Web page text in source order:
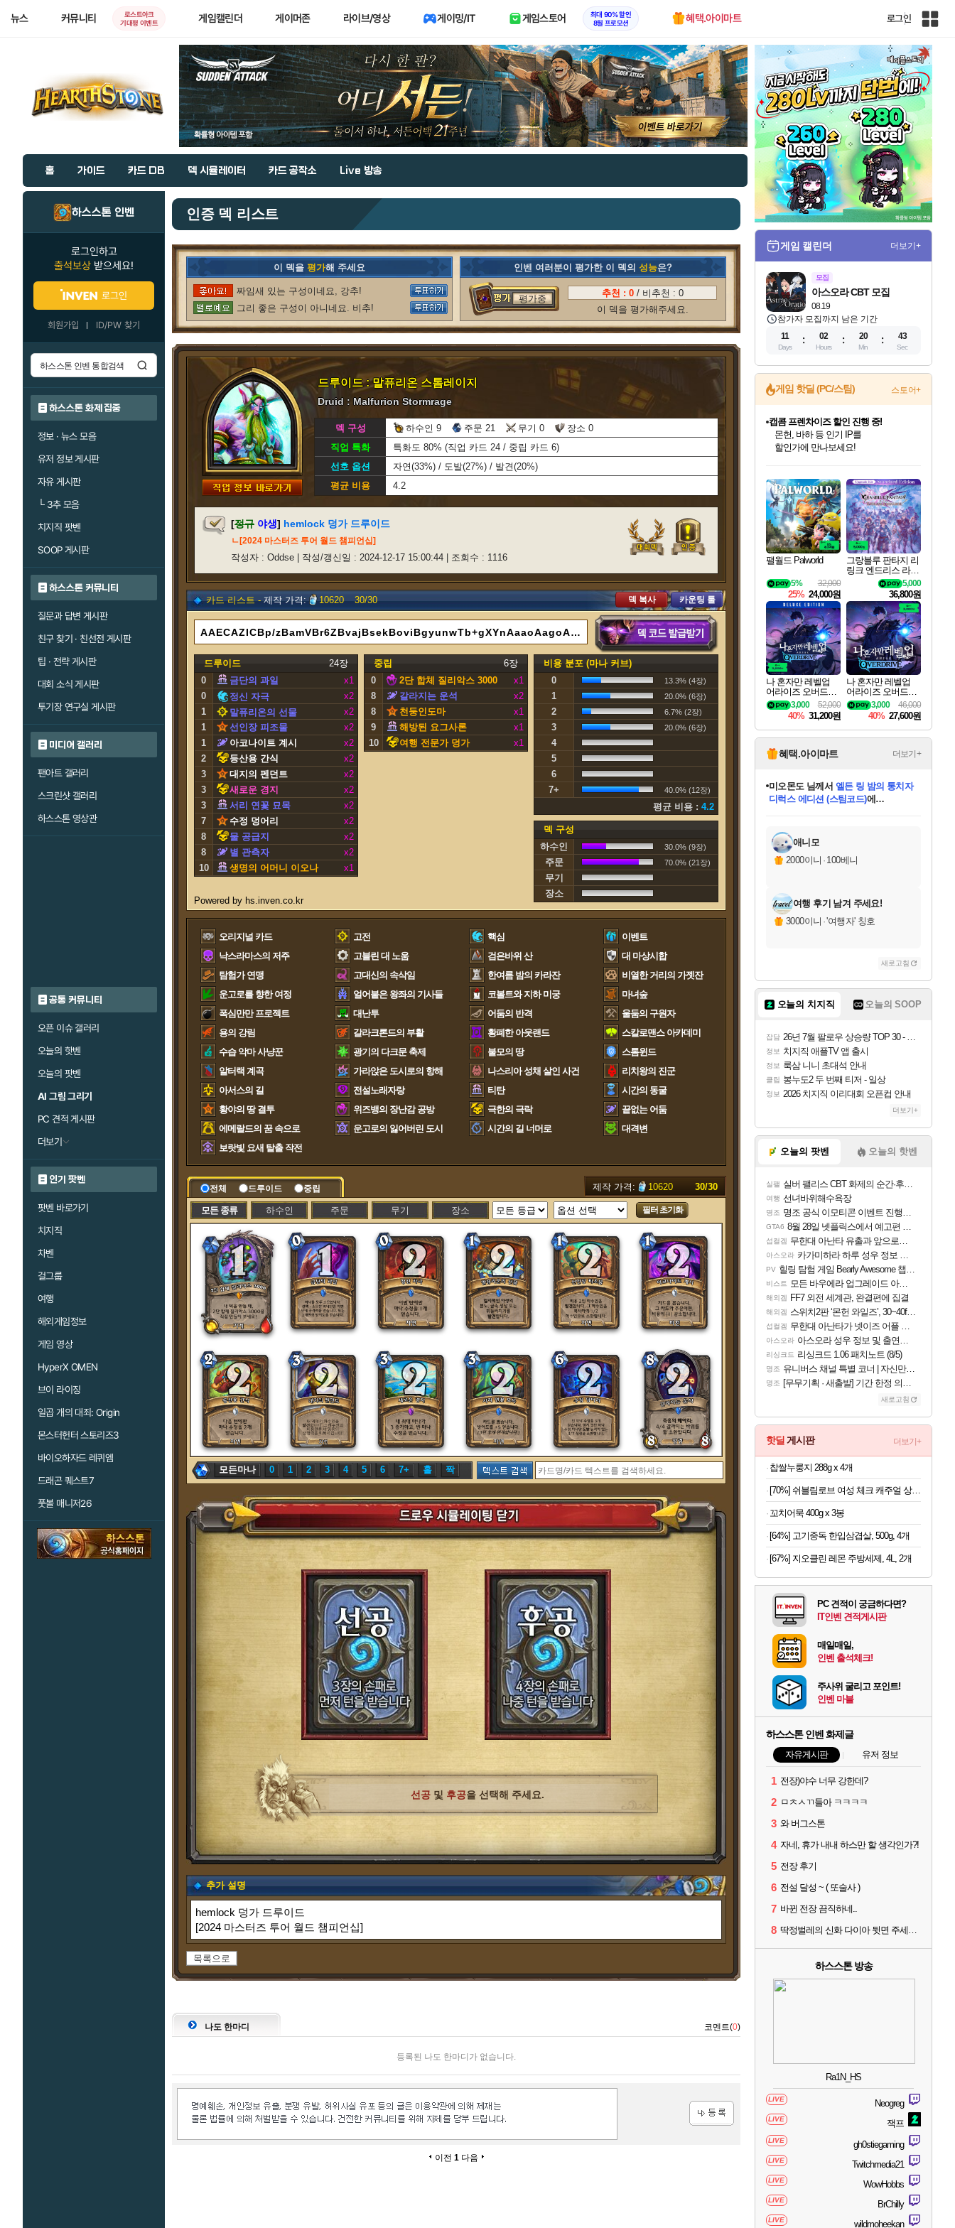
뉴스 커뮤니티
로스트아크
기대평 이벤트
게임캘린더 게이머존 라이브/영상 게이밍/IT 게임스토어
최대 90% 할인
8월 프로모션
혜택.아이마트 로그인
인
전
체
사
이
홈 가이드 카드 DB 덱 시뮬레이터 카드 공작소 Live 방송
하스스톤 인벤
로그인하고
출석보상 받으세요!
로그인
회원가입 ID/PW 찾기
하스스톤 화제 집중
정보 · 뉴스 모음
유저 정보 게시판
자유 게시판
└3추 모음
치지직 팟벤
SOOP 게시판
하스스톤 커뮤니티
질문과 답변 게시판
친구 찾기 · 친선전 게시판
팁 · 전략 게시판
대회 소식 게시판
투기장 연구실 게시판
미디어 갤러리
팬아트 갤러리
스크린샷 갤러리
하스스톤 영상관
공통 커뮤니티
오픈 이슈 갤러리
오늘의 핫벤
오늘의 팟벤
AI 그림 그리기
PC 견적 게시판
더보기
인기 팟벤
팟벤 바로가기
치지직
차벤
걸그룹
여행
해외게임정보
게임 영상
HyperX OMEN
브이 라이징
일곱 개의 대죄: Origin
몬스터헌터 스토리즈3
바이오하자드 레퀴엠
드래곤 퀘스트7
풋볼 매니저26
인증 덱 리스트
이 덱을 평가해 주세요
짜임새 있는 구성이네요, 강추!
그리 좋은 구성이 아니네요. 비추!
인벤 여러분이 평가한 이 덱의 성능은?
평가중
추천 : 0/ 비추천 : 0
이 덱을 평가해주세요.
드루이드 : 말퓨리온 스톰레이지
Druid : Malfurion Stormrage
덱 구성 하수인 9 주문 21 무기 0
장소 0
직업 특화
특화도 80% (직업 카드 24 / 중립 카드 6)
선호 옵션
자연(33%) / 도발(27%) / 발견(20%)
평균 비용
4.2
[정규 야생] hemlock 덩가 드루이드
ㄴ[2024 마스터즈 투어 월드 챔피언십]
작성자 : Oddse | 작성/갱신일 : 2024-12-17 15:00:44 | 조회수 : 1116
카드 리스트 -제작 가격: 10620 30/30 덱 복사 카운팅 툴
AAECAZICBp/zBamVBr6ZBvajBsekBoviBgyunwTb+gXYnAaaoAagoAbvqQbDugbQygbzygat4gad4wad6wYA
드루이드
24장
0
금단의 과일
x1
0
정신 자극
x2
1
말퓨리온의 선물
x2
1
선인장 피조물
x2
1
아코나이트 계시
x2
2
등산용 간식
x2
3
대지의 펜던트
x2
3
새로운 경지
x2
3
서리 연꽃 묘목
x2
7
수정 덩어리
x2
8
물 공급지
x2
8
별 관측자
x2
10
생명의 어머니 이오나 x1
중립
6장
0
2단 합체 질리악스 3000
x1
8
갈라지는 운석
x2
8
천둥인도마
x1
9
해방된 요그사론
x1
10
여행 전문가 덩가 x1
비용 분포 (마나 커브)
0
13.3% (4장)
1 20.0% (6장)
2 6.7% (2장)
3 20.0% (6장)
4
5
6
7+
40.0% (12장)
평균 비용 : 4.2
덱 구성
하수인
30.0% (9장)
주문 70.0% (21장)
무기
장소
오리지널 카드 고전 핵심
이벤트
낙스라마스의 저주
고블린 대 노움 검은바위 산
대 마상시합
탐험가 연맹
고대신의 속삭임 한여름 밤의 카라잔
비열한 거리의 가젯잔
운고로를 향한 여정
얼어붙은 왕좌의 기사들 코볼트와 지하 미궁
마녀숲
폭심만만 프로젝트
대난투 어둠의 반격
울둠의 구원자
용의 강림
갈라크론드의 부활 황폐한 아웃랜드
스칼로맨스 아카데미
수습 악마 사냥꾼
광기의 다크문 축제 불모의 땅
스톰윈드
알터랙 계곡
가라앉은 도시로의 항해 나스리아 성채 살인 사건
리치왕의 진군
아서스의 길
전설노래자랑 티탄
시간의 동굴
황야의 땅 결투
위즈뱅의 장난감 공방 극한의 극락
끝없는 어둠
에메랄드의 꿈 속으로
운고로의 잃어버린 도시 시간의 길 너머로
대격변
보랏빛 요새 탈출 작전
전체 드루이드 중립 제작 가격: 10620 30/30
모든 종류 하수인 주문 무기 장소 필터 초기화
모든마나 0 1 2 3 4 5 6 7+ 홀 짝
선공 및 후공을 선택해 주세요.
추가 설명
hemlock 덩가 드루이드
[2024 마스터즈 투어 월드 챔피언십]
목록으로
나도 한마디 코멘트(0)
등록된 나도 한마디가 없습니다.
이전 1 다음
게임 캘린더 더보기+
모집
08.19
아스오라 CBT 모집
참가자 모집까지 남은 기간
11
Days
02
Hours
20
Min
42
Sec
게임 핫딜 (PC/스팀) 스토어+
최대 90% 할인가를 만나보세요!
네이버혜택과 함께 만나보세요!
50%할인&추가 적립까지!
네이버 포인트 혜택까지!
이니&베니 혜택까지!
네이버 혜택가와 함께 예약하세요!
할인&네이버혜택으로 만나보세요!
네이버페이 혜택과 만나보세요!
40주년 프로모션으로 만나보세요!
캡콤 프렌차이즈 할인 진행 중!
몬헌, 바하 등 인기 IP를
할인가에 만나보세요!
일부 에디션 상시 할인!
혜택으로 예약 판매 중
편안하게 충전하세요
팰월드 Palworld
32,000
5%
25% 24,000원
그랑블루 판타지 리
링크 엔드리스 라그
나로크 업그레이드
킷 Granblue Fantasy
Relink Endless Ragn
arok Upgrade Kit DL
C
5,000
36,800원
나 혼자만 레벨업
어라이즈 오버드라
이브 디럭스 에디션
Solo Leveling Arise
Overdrive Deluxe Edi
tion
52,000
3,000
40% 31,200원
나 혼자만 레벨업
어라이즈 오버드라
이브 Solo Leveling A
rise
46,000
3,000
40% 27,600원
혜택.아이마트 더보기+
교환.
당첨되셨습니다.
당첨되셨습니다.
당첨되셨습니다.
미오몬도님께서 엘든 링 밤의 통치자
디럭스 에디션 (스팀코드)에
당첨되셨습니다.
당첨되셨습니다.
당첨되셨습니다.
에디션 (스팀코드)
당첨되셨습니다.
애니모
2000이니 · 100베니
여행 후기 남겨 주세요!
3000이니 ·'여행자' 칭호
새로고침
오늘의 치지직 오늘의 SOOP
잡담 26년 7월 팔로우 상승량 TOP 30 - 월간 치지직
정보 치지직 애플TV 앱 출시
정보 룩삼 니니 초대석 안내
클립 봉누도2 두 번째 티저 - 일상
정보 2026 치지직 이리대회 오픈컵 안내
더보기+
오늘의 팟벤 오늘의 핫벤
실팰 실버 팰리스 CBT 화제의 순간·후기 모음
여행 선녀바위해수욕장
명조 명조 공식 이모티콘 이벤트 진행해봤습니다! 참여부터 추첨까지????
GTA6 8월 28일 넷플릭스에서 예고편 공개 예정
섭컬겜 무한대 아난타 유출과 앞으로의 예상 (루머)
아스오라 카가미하라 하루 성우 정보 및 주요 필모
PV 힐링 탐험 게임 Bearly Awesome 챕터 1 트레일러
비스트 모든 바우에라 업그레이드 아이템 획득 위치 공략 (89개)
해외겜 FF7 외전 세계관, 완결편에 집결
해외겜 스위치2판 ‘몬헌 와일즈’, 30~40fps 목표 추정
섭컬겜 무한대 아난타가 넷이즈 어플 달력에 일정 등록
아스오라 아스오라 성우 정보 및 출연작 모음
리싱크드 리싱크드 1.06 패치노트 (8/5)
명조 유니버스 채널 특별 코너 | 자신만의 스타일
명조 [무무기획 · 새출발] 기간 한정 의뢰 이벤트
새로고침
핫딜 게시판 더보기+
찹쌀누룽지 288g x 4개
[70%] 쉬블림로브 여성 체크 캐주얼 상하의 세트 안드리 GW1780, FREE, 1세트
꼬치어묵 400g x 3봉
[64%] 고기중독 한입삼겹살, 500g, 4개
[67%] 지오클린 레몬 주방세제, 4L, 2개
PC 견적이 궁금하다면?
IT인벤 견적게시판
매일매일,
인벤 출석체크!
주사위 굴리고 포인트!
인벤 마블
하스스톤 인벤 화제글
자유게시판 유저 정보
1 전장)야수 너무 강한데?
2 ㅁㅊㅅㄲ들아 ㅋㅋㅋㅋ
3 와 버그스톤
4 자네, 휴가 내내 하스만 할 생각인가?!
5 전장 후기
6 전설 달성 ~ ( 또술사 )
7 바뀐 전장 끔직하네..
8 딱정벌레의 신화 다이아 뒷면 주세요 징징글
하스스톤 방송
Ra1N_HS
LIVE Neogreg
LIVE 잭프
LIVE gh0stiegaming
LIVE Twitchmedia21
LIVE WowHobbs
LIVE BrChilly
LIVE wildmoheekan